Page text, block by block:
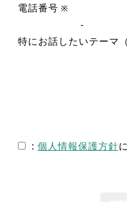
電話番号 ※
-
特にお話したいテーマ
: 個人情報保護方針